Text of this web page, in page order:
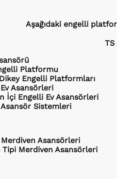
Aşağıdaki engelli
Platformu
Engelli Platformları
Asansörleri
İçi Engelli Ev Asansörleri
Asansör Sistemleri
Asansörleri
Merdiven Asansörleri